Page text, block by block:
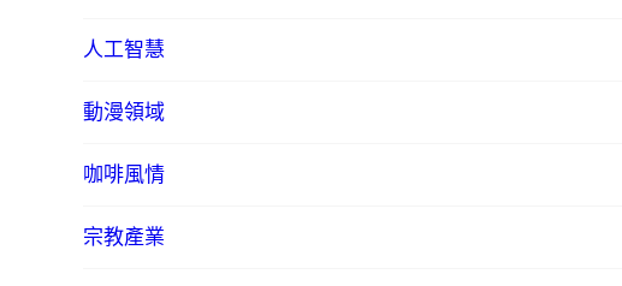
人工智慧
動漫領域
咖啡風情
宗教產業